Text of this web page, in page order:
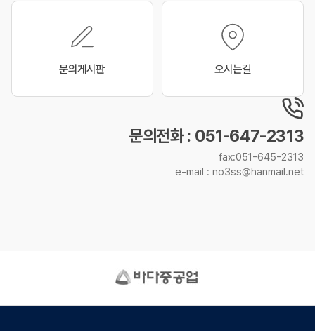
문의게시판 오시는길
문의전화 : 051-647-2313
fax:051-645-2313
e-mail : no3ss@hanmail.net